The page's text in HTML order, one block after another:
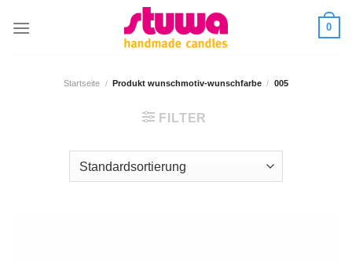
0
Startseite / Produkt wunschmotiv-wunschfarbe / 005
FILTER